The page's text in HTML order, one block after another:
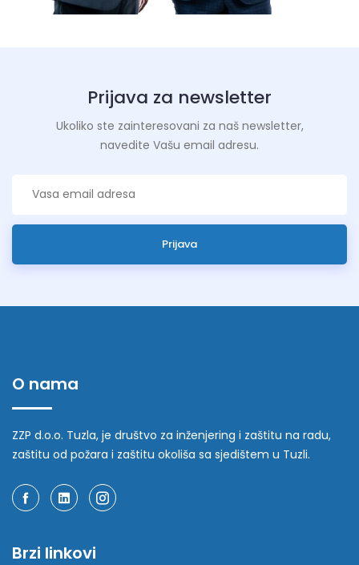
Prijava za newsletter
Ukoliko ste zainteresovani za naš newsletter,
navedite Vašu email adresu.
Prijava
O nama
ZZP d.o.o. Tuzla, je društvo za inženjering i zaštitu na radu,
zaštitu od požara i zaštitu okoliša sa sjedištem u Tuzli.
Brzi linkovi